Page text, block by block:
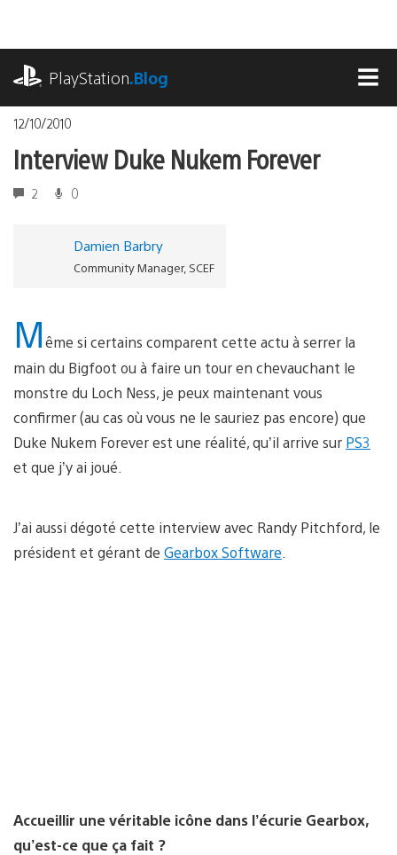
contenu
PlayStation.Blog
12/10/2010
Interview Duke Nukem Forever
2 0
Damien Barbry
Community Manager, SCEF
Même si certains comparent cette actu à serrer la
main du Bigfoot ou à faire un tour en chevauchant le
monstre du Loch Ness, je peux maintenant vous
confirmer (au cas où vous ne le sauriez pas encore) que
Duke Nukem Forever est une réalité, qu’il arrive sur PS3
et que j’y ai joué.
J’ai aussi dégoté cette interview avec Randy Pitchford, le
président et gérant de Gearbox Software
Accueillir une véritable icône dans l’écurie Gearbox,
qu’est-ce que ça fait ?